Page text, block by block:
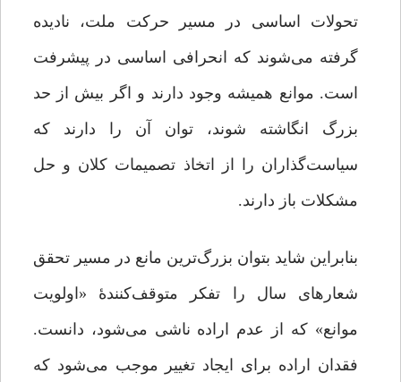
تحولات اساسی در مسیر حرکت ملت، نادیده
گرفته می‌شوند که انحرافی اساسی در پیشرفت
است. موانع همیشه وجود دارند و اگر بیش از حد
بزرگ انگاشته شوند، توان آن را دارند که
سیاست‌گذاران را از اتخاذ تصمیمات کلان و حل
مشکلات باز دارند.
بنابراین شاید بتوان بزرگ‌ترین مانع در مسیر تحقق
شعارهای سال را تفکر متوقف‌کنندۀ «اولویت
موانع» که از عدم اراده ناشی می‌شود، دانست.
فقدان اراده برای ایجاد تغییر موجب می‌شود که